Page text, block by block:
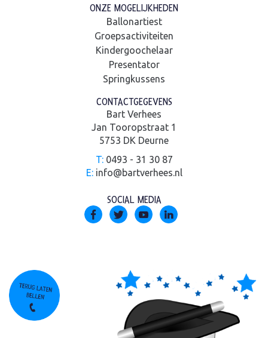
ONZE MOGELIJKHEDEN
Ballonartiest
Groepsactiviteiten
Kindergoochelaar
Presentator
Springkussens
CONTACTGEGEVENS
Bart Verhees
Jan Tooropstraat 1
5753 DK Deurne
T:0493 - 31 30 87
E: info@bartverhees.nl
SOCIAL MEDIA